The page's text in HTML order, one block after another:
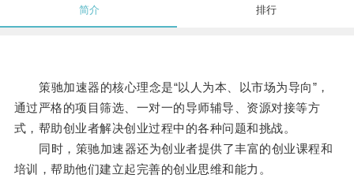
简介 排行
策驰加速器的核心理念是“以人为本、以市场为导向”，
通过严格的项目筛选、一对一的导师辅导、资源对接等方
式，帮助创业者解决创业过程中的各种问题和挑战。
同时，策驰加速器还为创业者提供了丰富的创业课程和
培训，帮助他们建立起完善的创业思维和能力。